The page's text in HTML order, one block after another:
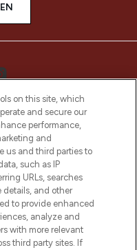
online
met de
en
topmerken.
met gratis
€40.
on this site, which
and secure our
performance,
and
us and third parties to
such as IP
URLs, searches
details, and other
to provide enhanced
analyze and
with more relevant
third party sites. If